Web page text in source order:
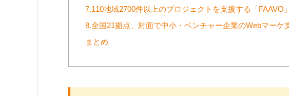
7.110地域2700件以上のプロジェクトを支援する「FAAVO
8.全国21拠点、対面で中小・ベンチャー企業のWebマーケ
まとめ